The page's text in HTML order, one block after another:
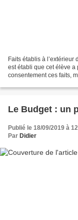
Faits établis à l’extérieur
est établi que cet élève a
consentement ces faits,
Le Budget : un
Publié le 18/09/2019 à
Par Didier